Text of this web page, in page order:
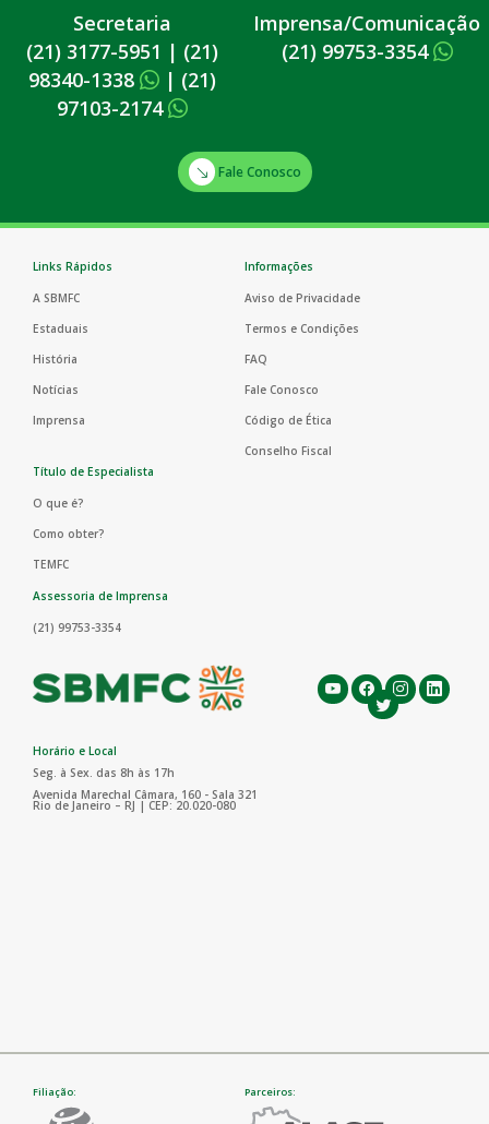
Secretaria
(21) 3177-5951 | (21)
98340-1338
| (21)
97103-2174
Imprensa/Comunicação
(21) 99753-3354
Fale Conosco
Links Rápidos
A SBMFC
Estaduais
História
Notícias
Imprensa
Informações
Aviso de Privacidade
Termos e Condições
FAQ
Fale Conosco
Código de Ética
Conselho Fiscal
Título de Especialista
O que é?
Como obter?
TEMFC
Assessoria de Imprensa
(21) 99753-3354
Horário e Local
Seg. à Sex. das 8h às 17h
Avenida Marechal Câmara, 160 - Sala 321
Rio de Janeiro – RJ | CEP: 20.020-080
Filiação: Parceiros: